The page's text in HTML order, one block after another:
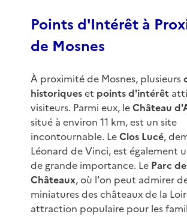
Points d'Intérêt à
de Mosnes
À proximité de Mosnes, plusieurs
historiqueset points d'intérêt
visiteurs. Parmi eux, leChâteau
situé à environ 11 km, est un site
incontournable. LeClos Lucé,
Léonard de Vinci, est également
de grande importance. Le Parc
Châteaux, où l'on peut admirer
miniatures des châteaux de la
attraction populaire pour les